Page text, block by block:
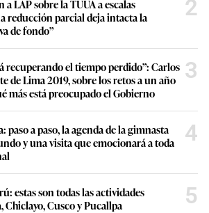
LAP sobre la TUUA a escalas
reducción parcial deja intacta la
de fondo”
2
recuperando el tiempo perdido”: Carlos
de Lima 2019, sobre los retos a un año
más está preocupado el Gobierno
3
paso a paso, la agenda de la gimnasta
y una visita que emocionará a toda
4
estas son todas las actividades
Cusco y Pucallpa
5